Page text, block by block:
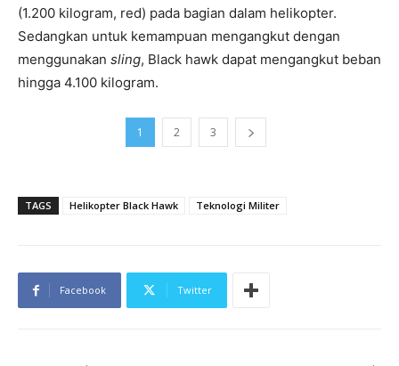
(1.200 kilogram, red) pada bagian dalam helikopter.
Sedangkan untuk kemampuan mengangkut dengan
menggunakan sling, Black hawk dapat mengangkut beban
hingga 4.100 kilogram.
1 2 3
TAGS Helikopter Black Hawk Teknologi Militer
Facebook Twitter